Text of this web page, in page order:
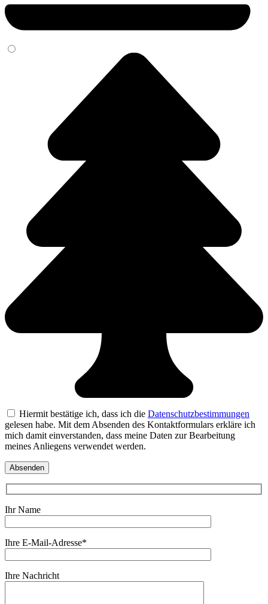
Hiermit bestätige ich, dass ich die Datenschutzbestimmungen
gelesen habe. Mit dem Absenden des Kontaktformulars erkläre ich
mich damit einverstanden, dass meine Daten zur Bearbeitung
meines Anliegens verwendet werden.
Ihr Name
Ihre E-Mail-Adresse*
Ihre Nachricht